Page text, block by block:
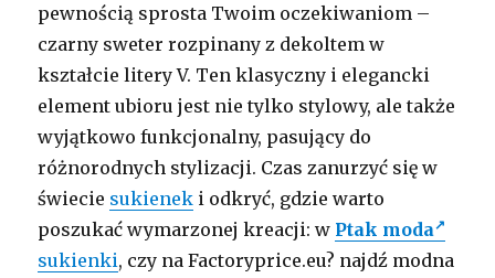
pewnością sprosta Twoim oczekiwaniom –
czarny sweter rozpinany z dekoltem w
kształcie litery V. Ten klasyczny i elegancki
element ubioru jest nie tylko stylowy, ale także
wyjątkowo funkcjonalny, pasujący do
różnorodnych stylizacji. Czas zanurzyć się w
świecie sukienek i odkryć, gdzie warto
poszukać wymarzonej kreacji: w Ptak moda
sukienki, czy na Factoryprice.eu? najdź modna